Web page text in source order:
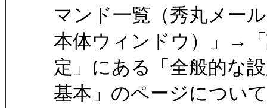
マンド一覧（秀丸メール
本体ウィンドウ）」→
定」にある「全般的な
基本」のページについ